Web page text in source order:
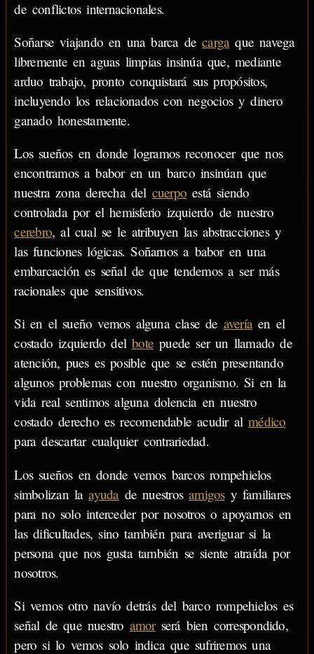
de conflictos internacionales.
Soñarse viajando en una barca decargaque navega
libremente en aguas limpias insinúa que, mediante
arduo trabajo, pronto conquistará sus propósitos,
incluyendo los relacionados con negocios y dinero
ganado honestamente.
Los sueños en donde logramos reconocer que nos
encontramos a babor en un barco insinúan que
nuestra zona derecha del cuerpo está siendo
controlada por el hemisferio izquierdo de nuestro
cerebro, al cual se le atribuyen las abstracciones y
las funciones lógicas. Soñarnos a babor en una
embarcación es señal de que tendemos a ser más
racionales que sensitivos.
Si en el sueño vemos alguna clase de averíaen el
costado izquierdo delbote puede ser un llamado de
atención, pues es posible que se estén presentando
algunos problemas con nuestro organismo. Si en la
vida real sentimos alguna dolencia en nuestro
costado derecho es recomendable acudir almédico
para descartar cualquier contrariedad.
Los sueños en donde vemos barcos rompehielos
simbolizan laayudade nuestrosamigosy familiares
para no solo interceder por nosotros o apoyarnos en
las dificultades, sino también para averiguar si la
persona que nos gusta también se siente atraída por
nosotros.
Si vemos otro navío detrás del barco rompehielos es
señal de que nuestro amorserá bien correspondido,
pero si lo vemos solo indica que sufriremos una